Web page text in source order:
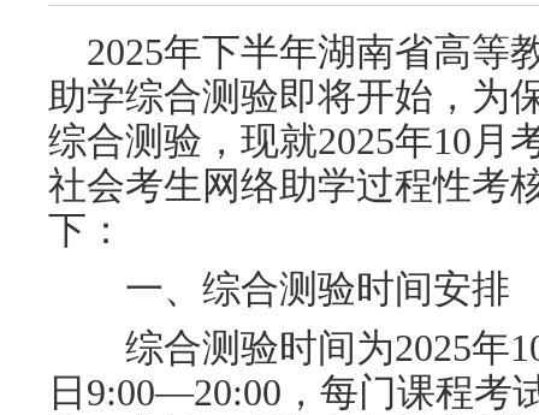
2025年下半年湖南省高等
助学综合测验即将开始，为
综合测验，现就2025年10月
社会考生网络助学过程性考
下：
一、综合测验时间安排
综合测验时间为2025年
日 9:00—20:00，每门课程考